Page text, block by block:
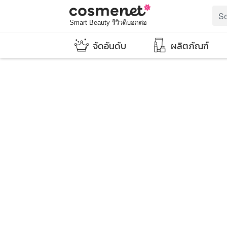
Smart Beauty รีวิวดีบอกต่อ
จัดอันดับ ผลิตภัณฑ์